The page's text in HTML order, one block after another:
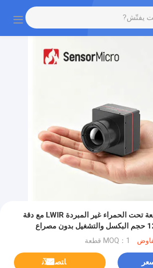
جوهر الكاميرا الأشعة تحت الحمراء غير المبردة LWIR مع دقة
1280x1024 12μm حجم البكسل والتشغيل بدون مصراع
MOQ：1 قطعة
ﺎﺘﺼﻟ ﺍﻶﻧ